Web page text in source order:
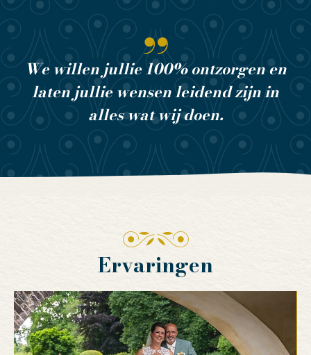
We willen jullie 100% ontzorgen en
laten jullie wensen leidend zijn in
alles wat wij doen.
Ervaringen